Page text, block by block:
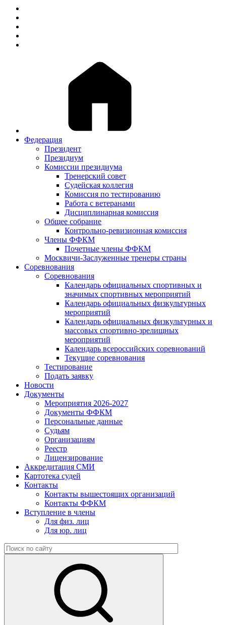
Федерация
Президент
Президиум
Комиссии президиума
Тренерский совет
Судейская коллегия
Комиссия по тестированию
Работа с ветеранами
Дисциплинарная комиссия
Общее собрание
Контрольно-ревизионная комиссия
Члены ФФКМ
Почетные члены ФФКМ
Москвичи-Заслуженные тренеры страны
Соревнования
Соревнования
Календарь официальных спортивных и
значимых спортивных мероприятий
Календарь официальных физкультурных
мероприятий
Календарь официальных физкультурных и
массовых спортивно-зрелищных
мероприятий
Календарь всероссийских соревнований
Текущие соревнования
Тестирование
Подать заявку
Новости
Документы
Мероприятия 2026-2027
Документы ФФКМ
Персональные данные
Судьям
Организациям
Реестр
Лицензирование
Аккредитация СМИ
Картотека судей
Контакты
Контакты вышестоящих организаций
Контакты ФФКМ
Вступление в члены
Для физ. лиц
Для юр. лиц